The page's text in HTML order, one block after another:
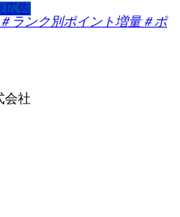
広告
＃ランク別ポイント増量＃ポ
会社